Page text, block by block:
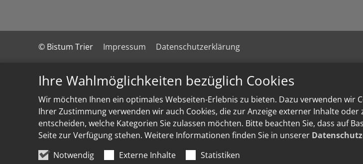
Ihre Wahlmöglichkeiten bezüglich Cookies
Wir möchten Ihnen ein optimales Webseiten-Erlebnis zu bieten. Dazu verwenden
Ihrer Zustimmung verwenden wir auch Cookies, die zur Anzeige externer Inhalte
entscheiden, welche Kategorien Sie zulassen möchten. Bitte beachten Sie, dass auf
Seite zur Verfügung stehen. Weitere Informationen finden Sie in unserer
Notwendig
Externe Inhalte Statistiken
© Bistum Trier Impressum Datenschutzerklärung